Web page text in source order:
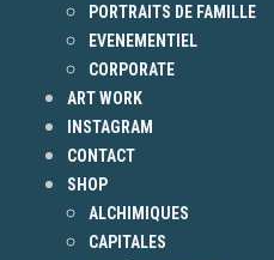
PORTRAITS DE FAMILLE
EVENEMENTIEL
CORPORATE
ART WORK
INSTAGRAM
CONTACT
SHOP
ALCHIMIQUES
CAPITALES